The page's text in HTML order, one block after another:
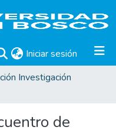
Iniciar sesión (current)
Investigación
de